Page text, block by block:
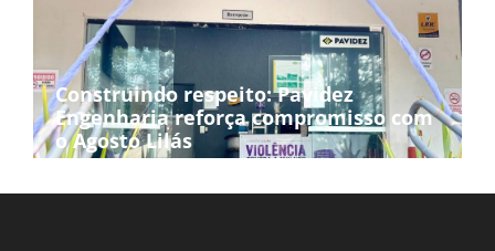
Construindo respeito: Pavidez
Engenharia reforça compromisso com
o Agosto Lilás